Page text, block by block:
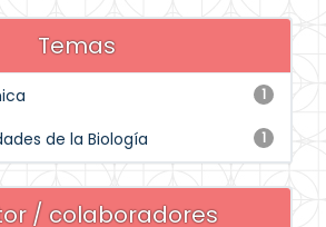
Temas
1
1
de la Biología
/ colaboradores